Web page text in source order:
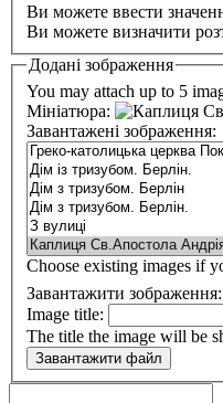
Ви можете ввести
Ви можете визначити
Додані зображення
You may attach up to 5
Мініатюра:
Завантажені зображення:
Choose existing images if
Завантажити зображення:
Image title:
The title the image will be